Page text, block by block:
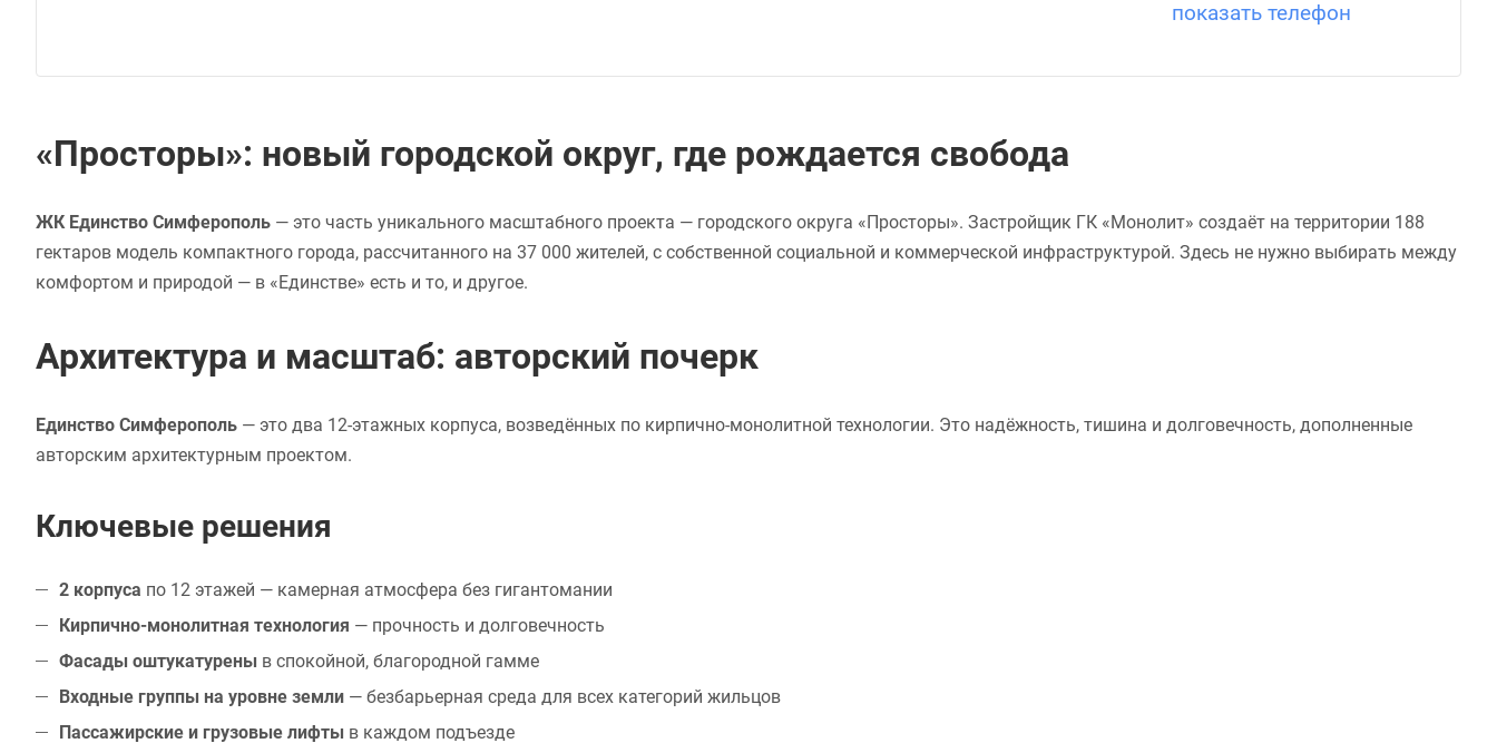
показать телефон
«Просторы»: новый городской округ, где рождается свобода
ЖК Единство Симферополь — это часть уникального масштабного проекта — городского округа «Просторы». Застройщик ГК «Монолит» создаёт на территории 188
гектаров модель компактного города, рассчитанного на 37 000 жителей, с собственной социальной и коммерческой инфраструктурой. Здесь не нужно выбирать между
комфортом и природой — в «Единстве» есть и то, и другое.
Архитектура и масштаб: авторский почерк
Единство Симферополь — это два 12-этажных корпуса, возведённых по кирпично-монолитной технологии. Это надёжность, тишина и долговечность, дополненные
авторским архитектурным проектом.
Ключевые решения
2 корпуса по 12 этажей — камерная атмосфера без гигантомании
Кирпично-монолитная технология — прочность и долговечность
Фасады оштукатурены в спокойной, благородной гамме
Входные группы на уровне земли — безбарьерная среда для всех категорий жильцов
Пассажирские и грузовые лифты в каждом подъезде